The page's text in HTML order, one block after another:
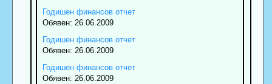
Годишен финансов отчет
Обявен: 26.06.2009
Годишен финансов отчет
Обявен: 26.06.2009
Годишен финансов отчет
Обявен: 26.06.2009